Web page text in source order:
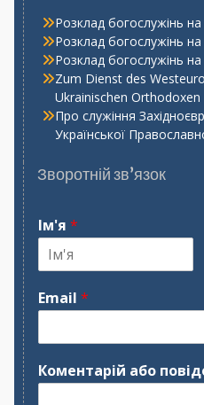
Розклад богослужінь
Розклад богослужінь на
Розклад богослужінь
Zum Dienst des
Ukrainischen Orthodoxen
Про служіння
Української
Зворотній зв’язок
Ім'я *
м
'Email *
Коментарій або